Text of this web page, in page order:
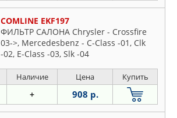
COMLINE EKF197
ФИЛЬТР САЛОНА Chrysler - Crossfire
03->, Mercedesbenz - C-Class -01, Clk
-02, E-Class -03, Slk -04
Наличие Цена Купить
+ 908 р.